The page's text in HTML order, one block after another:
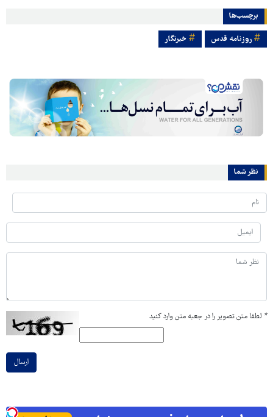
برچسب‌ها
روزنامه قدس خبرنگار
نظر شما
* لطفا متن تصویر را در جعبه متن وارد کنید
ارسال